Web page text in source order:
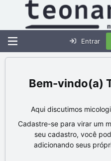
Entrar
Aqui discutimos
Cadastre-se para virar um
seu cadastro, você
adicionando seus